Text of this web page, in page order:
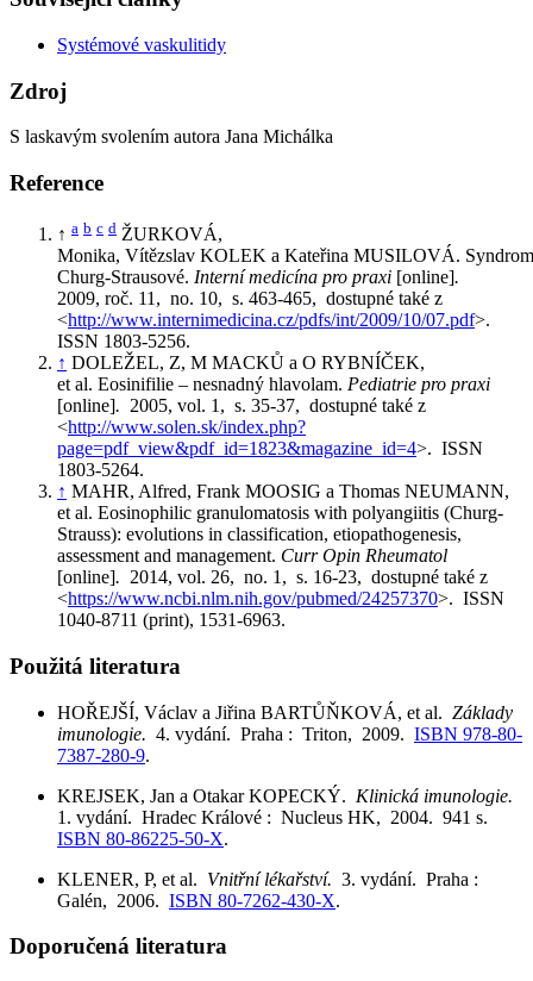
Systémové vaskulitidy
Zdroj
S laskavým svolením autora Jana Michálka
Reference
↑ a b c d ŽURKOVÁ,
Monika, Vítězslav KOLEK a Kateřina MUSILOVÁ. Syndrom
Churg-Strausové. Interní medicína pro praxi [online].
2009, roč. 11, no. 10, s. 463-465, dostupné také z
<http://www.internimedicina.cz/pdfs/int/2009/10/07.pdf>.
ISSN 1803-5256.
↑ DOLEŽEL, Z, M MACKŮ a O RYBNÍČEK,
et al. Eosinifilie – nesnadný hlavolam. Pediatrie pro praxi
[online]. 2005, vol. 1, s. 35-37, dostupné také z
<http://www.solen.sk/index.php?
page=pdf_view&pdf_id=1823&magazine_id=4>. ISSN
1803-5264.
↑ MAHR, Alfred, Frank MOOSIG a Thomas NEUMANN,
et al. Eosinophilic granulomatosis with polyangiitis (Churg-
Strauss): evolutions in classification, etiopathogenesis,
assessment and management. Curr Opin Rheumatol
[online]. 2014, vol. 26, no. 1, s. 16-23, dostupné také z
<https://www.ncbi.nlm.nih.gov/pubmed/24257370>. ISSN
1040-8711 (print), 1531-6963.
Použitá literatura
HOŘEJŠÍ, Václav a Jiřina BARTŮŇKOVÁ, et al. Základy
imunologie. 4. vydání. Praha : Triton, 2009. ISBN 978-80-
7387-280-9.
KREJSEK, Jan a Otakar KOPECKÝ. Klinická imunologie.
1. vydání. Hradec Králové : Nucleus HK, 2004. 941 s.
ISBN 80-86225-50-X.
KLENER, P, et al. Vnitřní lékařství. 3. vydání. Praha :
Galén, 2006. ISBN 80-7262-430-X.
Doporučená literatura